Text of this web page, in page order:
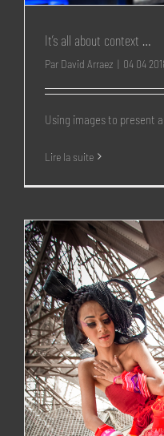
It’s all about context …
Par David Arraez | 04 04
Using images to present
Lire la suite